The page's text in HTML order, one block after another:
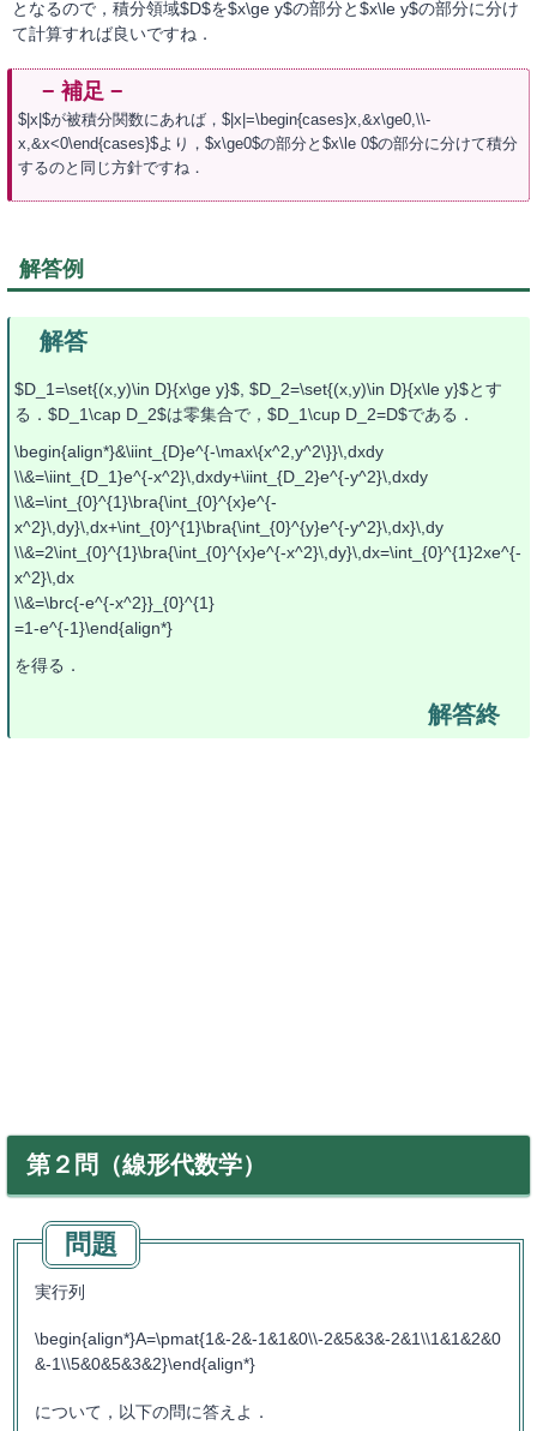
となるので，積分領域$D$を$x\ge y$の部分と$x\le y$の部分に分け
て計算すれば良いですね．
$|x|$が被積分関数にあれば，$|x|=\begin{cases}x,&x\ge0,\\-
x,&x<0\end{cases}$より，$x\ge0$の部分と$x\le 0$の部分に分けて積分
するのと同じ方針ですね．
解答例
$D_1=\set{(x,y)\in D}{x\ge y}$, $D_2=\set{(x,y)\in D}{x\le y}$とす
る．$D_1\cap D_2$は零集合で，$D_1\cup D_2=D$である．
\begin{align*}&\iint_{D}e^{-\max\{x^2,y^2\}}\,dxdy
\\&=\iint_{D_1}e^{-x^2}\,dxdy+\iint_{D_2}e^{-y^2}\,dxdy
\\&=\int_{0}^{1}\bra{\int_{0}^{x}e^{-
x^2}\,dy}\,dx+\int_{0}^{1}\bra{\int_{0}^{y}e^{-y^2}\,dx}\,dy
\\&=2\int_{0}^{1}\bra{\int_{0}^{x}e^{-x^2}\,dy}\,dx=\int_{0}^{1}2xe^{-
x^2}\,dx
\\&=\brc{-e^{-x^2}}_{0}^{1}
=1-e^{-1}\end{align*}
を得る．
第２問（線形代数学）
実行列
\begin{align*}A=\pmat{1&-2&-1&1&0\\-2&5&3&-2&1\\1&1&2&0
&-1\\5&0&5&3&2}\end{align*}
について，以下の問に答えよ．